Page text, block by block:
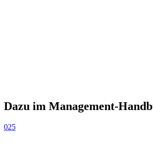
Dazu im Management-
025